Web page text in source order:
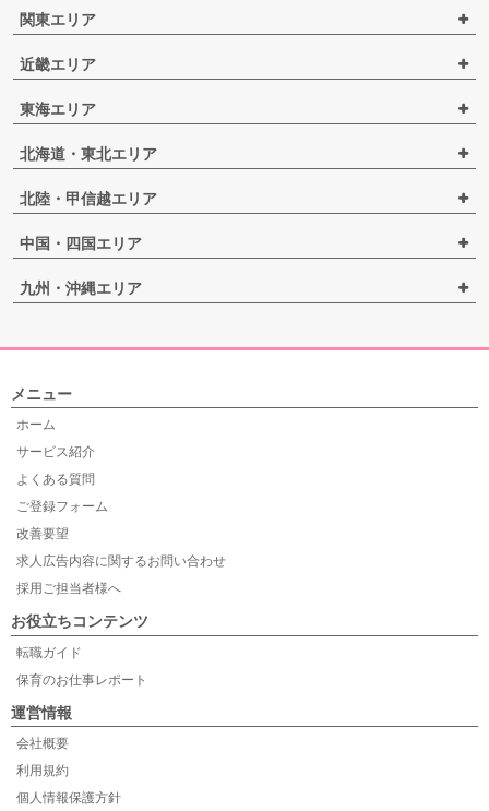
関東エリア
近畿エリア
東海エリア
北海道・東北エリア
北陸・甲信越エリア
中国・四国エリア
九州・沖縄エリア
メニュー
ホーム
サービス紹介
よくある質問
ご登録フォーム
改善要望
求人広告内容に関するお問い合わせ
採用ご担当者様へ
お役立ちコンテンツ
転職ガイド
保育のお仕事レポート
運営情報
会社概要
利用規約
個人情報保護方針